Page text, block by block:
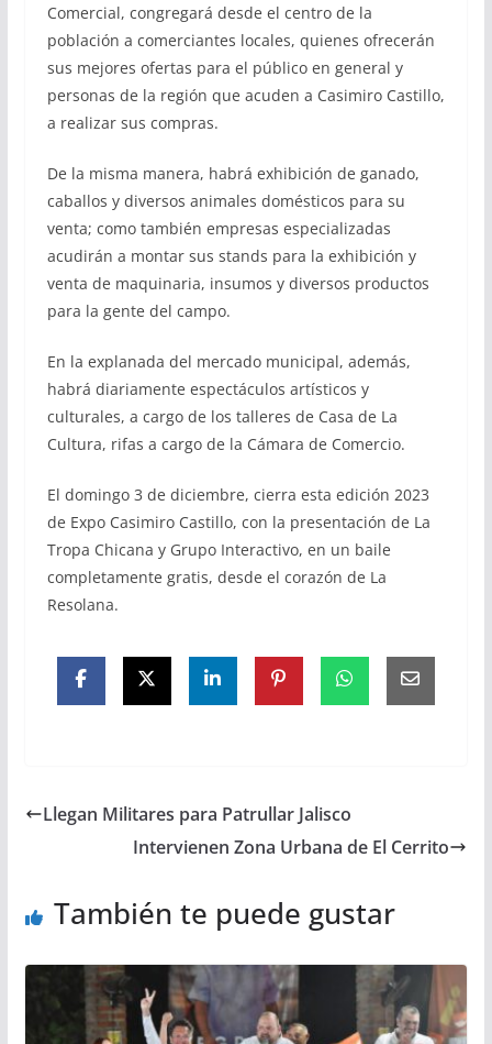
Comercial, congregará desde el centro de la
población a comerciantes locales, quienes ofrecerán
sus mejores ofertas para el público en general y
personas de la región que acuden a Casimiro Castillo,
a realizar sus compras.
De la misma manera, habrá exhibición de ganado,
caballos y diversos animales domésticos para su
venta; como también empresas especializadas
acudirán a montar sus stands para la exhibición y
venta de maquinaria, insumos y diversos productos
para la gente del campo.
En la explanada del mercado municipal, además,
habrá diariamente espectáculos artísticos y
culturales, a cargo de los talleres de Casa de La
Cultura, rifas a cargo de la Cámara de Comercio.
El domingo 3 de diciembre, cierra esta edición 2023
de Expo Casimiro Castillo, con la presentación de La
Tropa Chicana y Grupo Interactivo, en un baile
completamente gratis, desde el corazón de La
Resolana.
Llegan Militares para Patrullar Jalisco
Intervienen Zona Urbana de El Cerrito
También te puede gustar